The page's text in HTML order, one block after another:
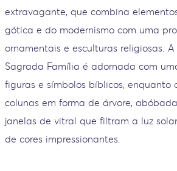
extravagante, que combina
gótica e do modernismo com uma
ornamentais e esculturas religiosas.
Sagrada Família é adornada com
figuras e símbolos bíblicos, enquanto
colunas em forma de árvore,
janelas de vitral que filtram a luz
de cores impressionantes.